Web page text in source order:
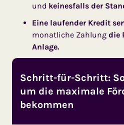
und keinesfalls der
Eine laufender Kredit
monatliche Zahlung die
Anlage.
Schritt-für-Schritt:
um die maximale
bekommen